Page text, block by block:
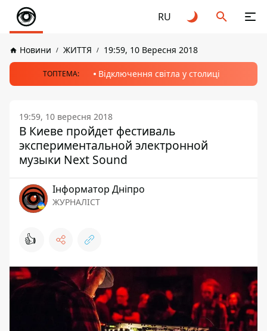
RU
Новини ЖИТТЯ 19:59, 10 Вересня 2018
ТОПТЕМА: Відключення світла у столиці
19:59, 10 вересня 2018
В Киеве пройдет фестиваль
экспериментальной электронной
музыки Next Sound
Інформатор Дніпро
ЖУРНАЛІСТ
👍